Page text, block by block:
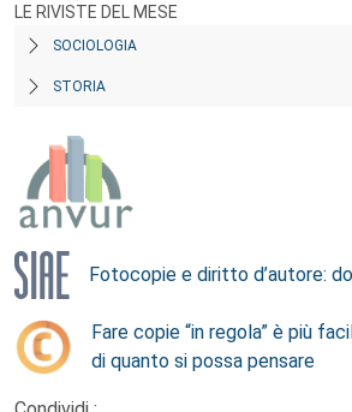
LE RIVISTE DEL MESE
SOCIOLOGIA
STORIA
Fotocopie e diritto d’autore:
Fare copie “in regola” è più
di quanto si possa pensare